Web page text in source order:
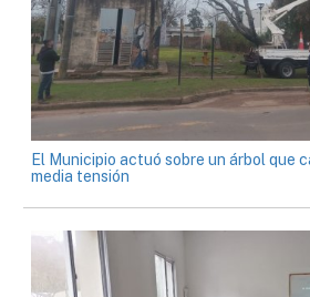
El Municipio actuó sobre un árbol que
media tensión